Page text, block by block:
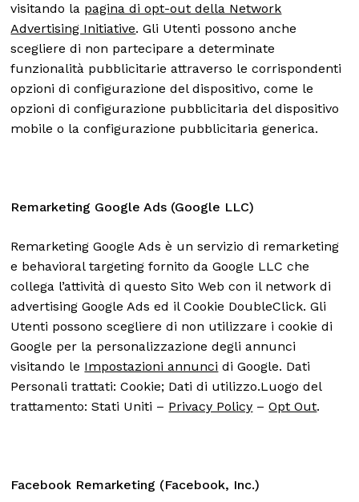
visitando la pagina di opt-out della Network
Advertising Initiative. Gli Utenti possono anche
scegliere di non partecipare a determinate
funzionalità pubblicitarie attraverso le corrispondenti
opzioni di configurazione del dispositivo, come le
opzioni di configurazione pubblicitaria del dispositivo
mobile o la configurazione pubblicitaria generica.
Remarketing Google Ads (Google LLC)
Remarketing Google Ads è un servizio di remarketing
e behavioral targeting fornito da Google LLC che
collega l’attività di questo Sito Web con il network di
advertising Google Ads ed il Cookie DoubleClick. Gli
Utenti possono scegliere di non utilizzare i cookie di
Google per la personalizzazione degli annunci
visitando le Impostazioni annunci di Google. Dati
Personali trattati: Cookie; Dati di utilizzo.Luogo del
trattamento: Stati Uniti – Privacy Policy –Opt Out.
Facebook Remarketing (Facebook, Inc.)